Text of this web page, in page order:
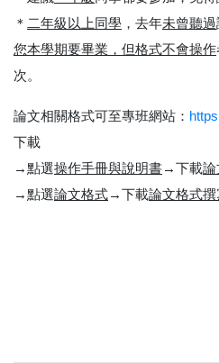
＊ 二年級以上同學 ，去年未曾聽過
您本學期要畢業，但格式不會操作
次。
論文相關格式可至專班網站：
下載
→點選操作手冊與說明書→下載
→點選論文格式→下載論文格式